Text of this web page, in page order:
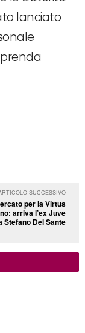
lanciato
SUCCESSIVO
per la Virtus
arriva l’ex Juve
Stefano Del Sante